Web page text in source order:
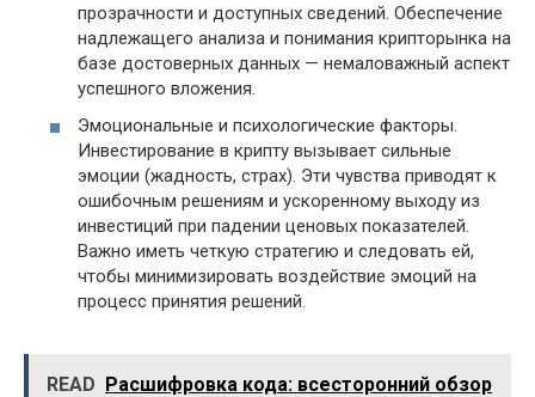
прозрачности и доступных сведений. Обеспечение
надлежащего анализа и понимания крипторынка на
базе достоверных данных — немаловажный аспект
успешного вложения.
Эмоциональные и психологические факторы.
Инвестирование в крипту вызывает сильные
эмоции (жадность, страх). Эти чувства приводят к
ошибочным решениям и ускоренному выходу из
инвестиций при падении ценовых показателей.
Важно иметь четкую стратегию и следовать ей,
чтобы минимизировать воздействие эмоций на
процесс принятия решений.
READ Расшифровка кода: всесторонний обзор